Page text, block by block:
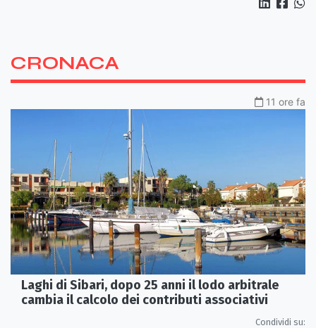
CRONACA
11 ore fa
Laghi di Sibari, dopo 25 anni il lodo arbitrale
cambia il calcolo dei contributi associativi
Condividi su: